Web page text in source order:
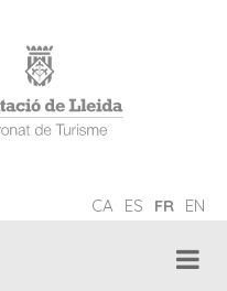
CA ES FR EN